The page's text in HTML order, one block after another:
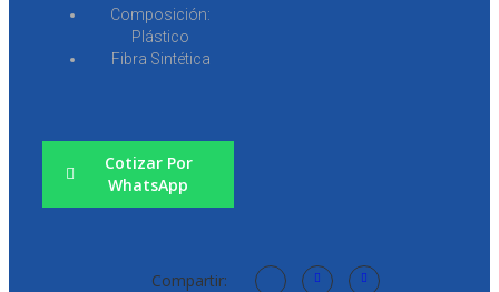
Composición:
Plástico
Fibra Sintética
Cotizar Por
WhatsApp
Compartir: